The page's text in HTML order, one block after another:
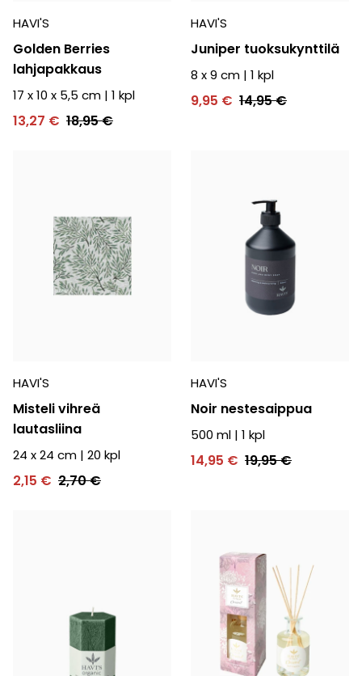
HAVI'S
Golden Berries
lahjapakkaus
17 x 10 x 5,5 cm | 1 kpl
13,27 € 18,95 €
HAVI'S
Juniper tuoksukynttilä
8 x 9 cm | 1 kpl
9,95 € 14,95 €
HAVI'S
Misteli vihreä
lautasliina
24 x 24 cm | 20 kpl
2,15 € 2,70 €
HAVI'S
Noir nestesaippua
500 ml | 1 kpl
14,95 € 19,95 €